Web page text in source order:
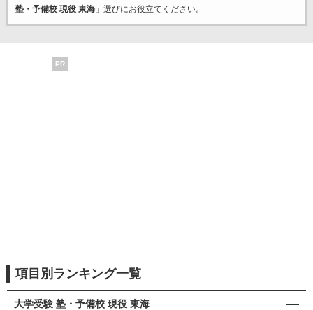
塾・予備校 現役 東海」選びにお役立てください。
PR
項目別ランキング一覧
大学受験 塾・予備校 現役 東海